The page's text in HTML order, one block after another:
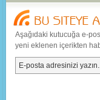
Aşağıdaki kutucuğa e-
yeni eklenen içerikten